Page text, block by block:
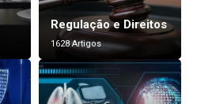
Regulação e Direitos
1628 Artigos